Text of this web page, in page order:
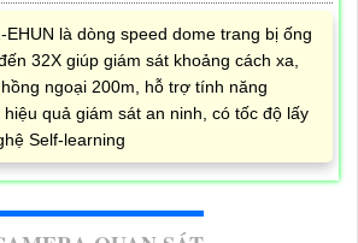
EHUN là dòng speed dome trang bị ống
32X giúp giám sát khoảng cách xa,
ngoại 200m, hỗ trợ tính năng
quả giám sát an ninh, có tốc độ lấy
Self-learning